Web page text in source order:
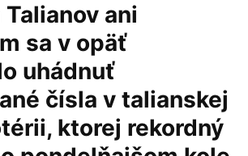
ani
sa v opäť
uhádnuť
čísla v talianskej
ktorej rekordný